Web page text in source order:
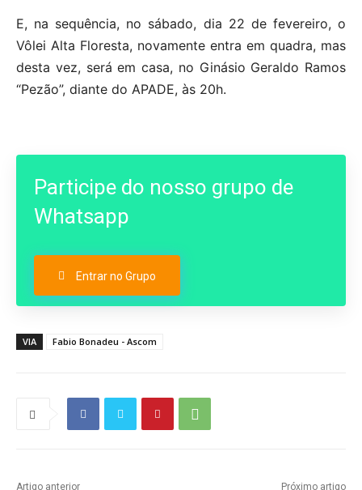
E, na sequência, no sábado, dia 22 de fevereiro, o
Vôlei Alta Floresta, novamente entra em quadra, mas
desta vez, será em casa, no Ginásio Geraldo Ramos
“Pezão”, diante do APADE, às 20h.
Participe do nosso grupo de
Whatsapp
Entrar no Grupo
VIA Fabio Bonadeu - Ascom
Artigo anterior Próximo artigo